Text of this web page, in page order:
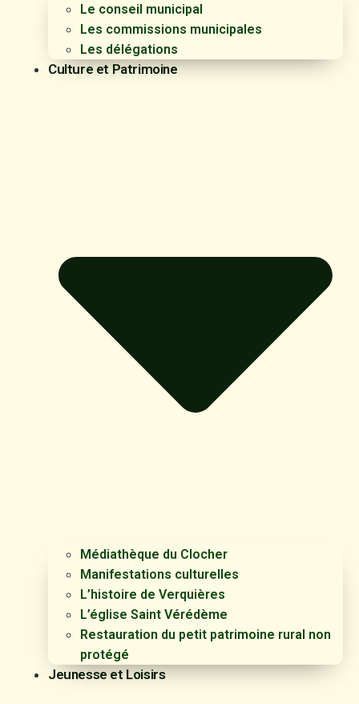
Le conseil municipal
Les commissions municipales
Les délégations
Culture et Patrimoine
Médiathèque du Clocher
Manifestations culturelles
L’histoire de Verquières
L’église Saint Vérédème
Restauration du petit patrimoine rural non
protégé
Jeunesse et Loisirs